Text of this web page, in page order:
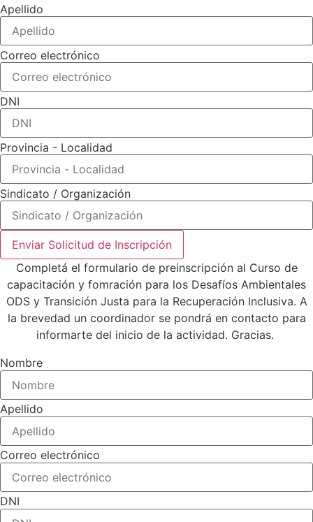
Apellido
Correo electrónico
DNI
Provincia - Localidad
Sindicato / Organización
Enviar Solicitud de Inscripción
Completá el formulario de preinscripción al Curso de
capacitación y fomración para los Desafíos Ambientales
ODS y Transición Justa para la Recuperación Inclusiva. A
la brevedad un coordinador se pondrá en contacto para
informarte del inicio de la actividad. Gracias.
Nombre
Apellido
Correo electrónico
DNI